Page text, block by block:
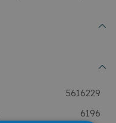
5616229
6196